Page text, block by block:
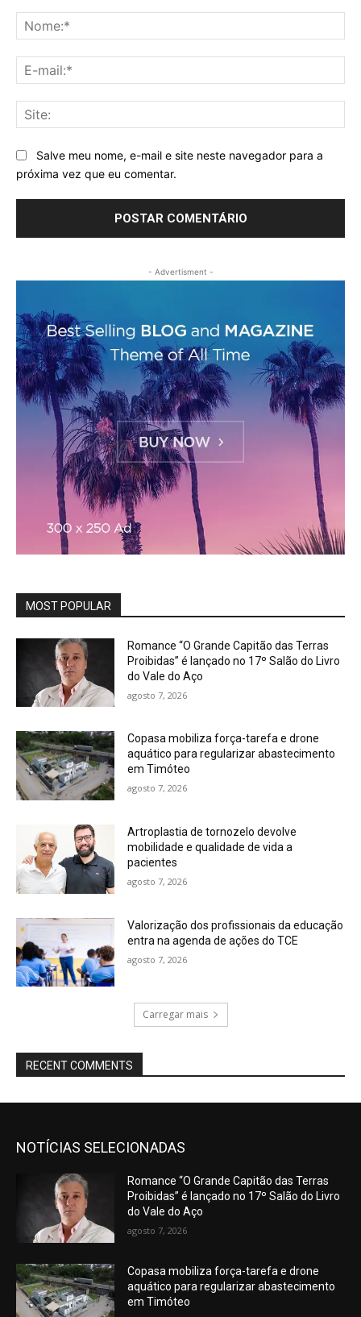
Salve meu nome, e-mail e site neste navegador para a
próxima vez que eu comentar.
- Advertisment -
MOST POPULAR
Romance “O Grande Capitão das Terras
Proibidas” é lançado no 17º Salão do Livro
do Vale do Aço
agosto 7, 2026
Copasa mobiliza força-tarefa e drone
aquático para regularizar abastecimento
em Timóteo
agosto 7, 2026
Artroplastia de tornozelo devolve
mobilidade e qualidade de vida a
pacientes
agosto 7, 2026
Valorização dos profissionais da educação
entra na agenda de ações do TCE
agosto 7, 2026
Carregar mais
RECENT COMMENTS
NOTÍCIAS SELECIONADAS
Romance “O Grande Capitão das Terras
Proibidas” é lançado no 17º Salão do Livro
do Vale do Aço
agosto 7, 2026
Copasa mobiliza força-tarefa e drone
aquático para regularizar abastecimento
em Timóteo